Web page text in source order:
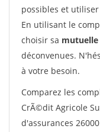
possibles et
En utilisant le
choisir sa
déconvenues.
à votre besoin.
Comparez les
CrÃ©dit Agricole
d'assurances